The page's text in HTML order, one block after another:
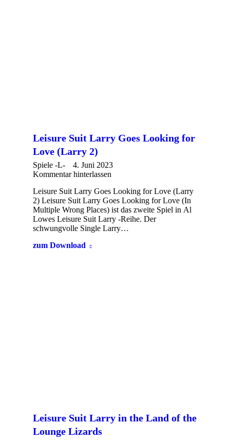
Leisure Suit Larry Goes Looking for
Love (Larry 2)
Spiele -L-
4. Juni 2023
Kommentar hinterlassen
Leisure Suit Larry Goes Looking for Love (Larry
2) Leisure Suit Larry Goes Looking for Love (In
Multiple Wrong Places) ist das zweite Spiel in Al
Lowes Leisure Suit Larry -Reihe. Der
schwungvolle Single Larry…
zum Download
Leisure Suit Larry in the Land of the
Lounge Lizards